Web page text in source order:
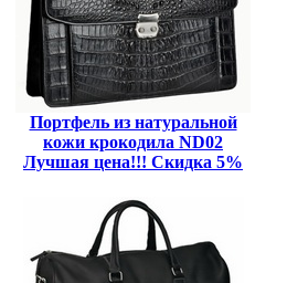
Портфель из натуральной
кожи крокодила ND02
Лучшая цена!!! Скидка 5%